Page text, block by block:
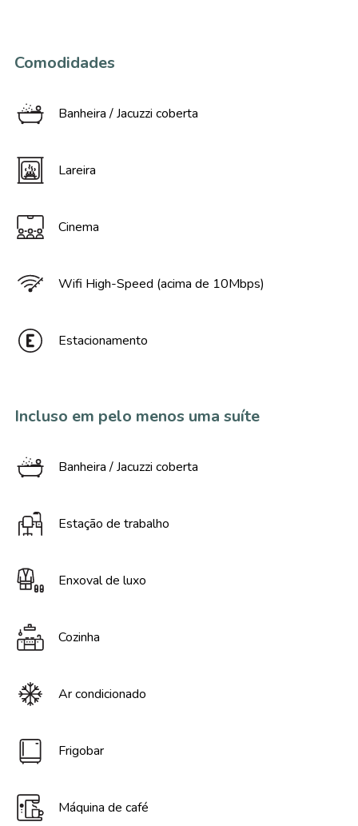
Comodidades
Banheira / Jacuzzi coberta
Lareira
Cinema
Wifi High-Speed (acima de 10Mbps)
Estacionamento
Incluso em pelo menos uma suíte
Banheira / Jacuzzi coberta
Estação de trabalho
Enxoval de luxo
Cozinha
Ar condicionado
Frigobar
Máquina de café